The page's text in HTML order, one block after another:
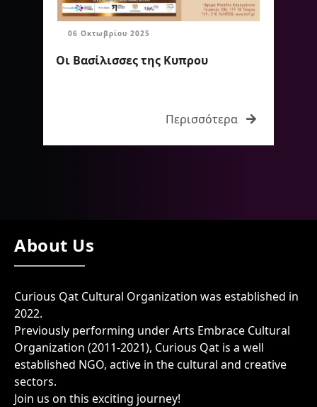
06 Οκτωβρίου 2025
Οι Βασίλισσες της Κυπρου
Περισσότερα
About Us
Curious Qat Cultural Organization was established in
2022.
Previously performing under Arts Embrace Cultural
Organization (2011-2021), Curious Qat is a well
established NGO, active in the cultural and creative
sectors.
Join us on this exciting journey!